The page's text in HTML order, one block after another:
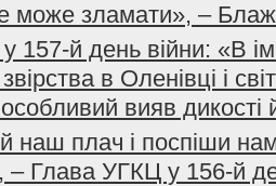
може зламати», –
157-й день війни: «В
в Оленівці і
вияв дикості
наш плач і поспіши
– Глава УГКЦ у 156-й